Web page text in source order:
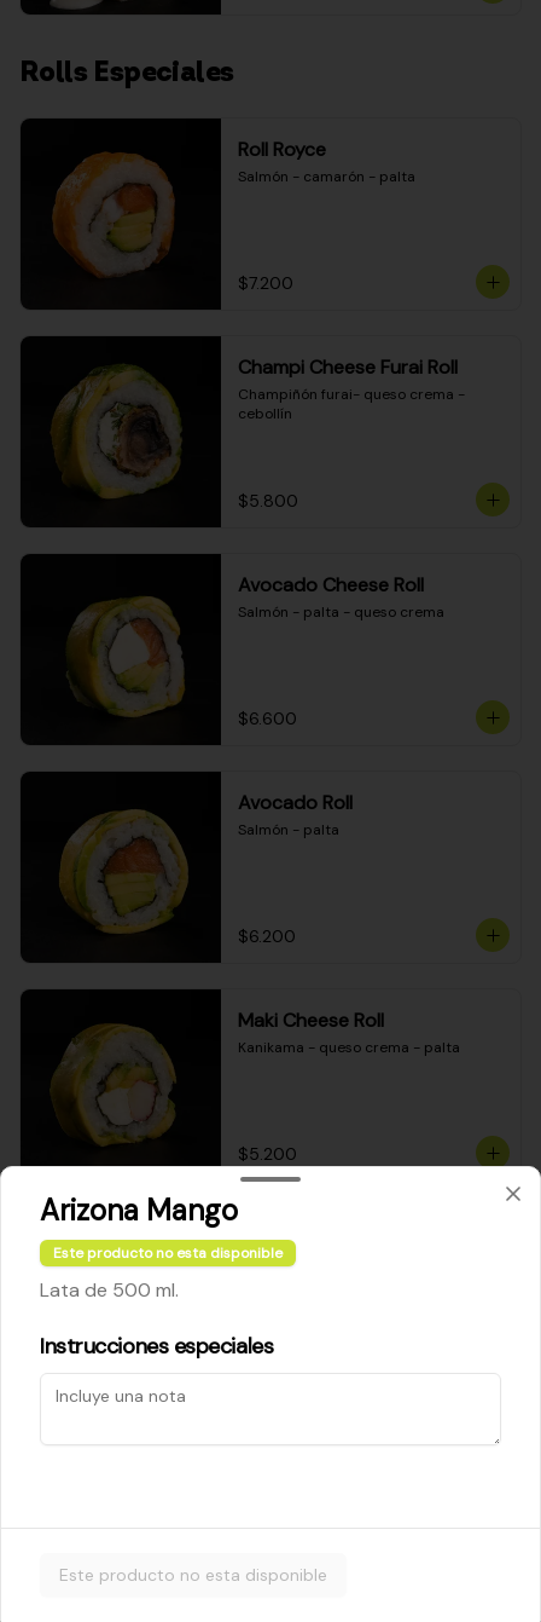
Rolls Especiales
Roll Royce
Salmón - camarón - palta
$7.200
Champi Cheese Furai Roll
Champiñón furai- queso crema -
cebollín
$5.800
Avocado Cheese Roll
Salmón - palta - queso crema
$6.600
Avocado Roll
Salmón - palta
$6.200
Maki Cheese Roll
Kanikama - queso crema - palta
$5.200
Cheese Roll
Queso crema - palta - cebollín
$5.200
$5.800
Arizona Mango
Este producto no esta disponible
Lata de 500 ml.
Instrucciones especiales
Este producto no esta disponible